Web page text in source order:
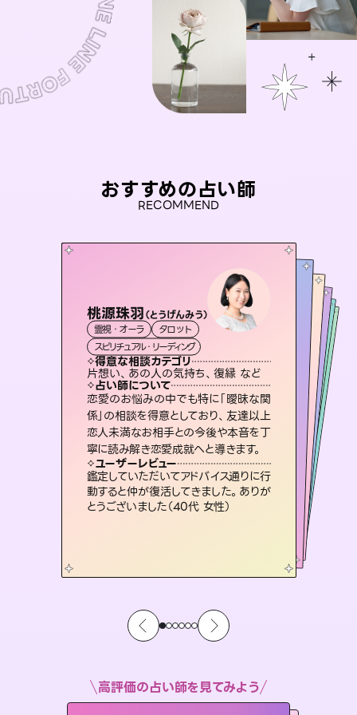
おすすめの占い師
RECOMMEND
桃源珠羽（とうげんみう）
霊視・オーラ
タロット
スピリチュアル・リーディング
得意な相談カテゴリ
片想い、あの人の気持ち、復縁 など
占い師について
恋愛のお悩みの中でも特に「曖昧な関
係」の相談を得意としており、友達以上
恋人未満なお相手との今後や本音を丁
寧に読み解き恋愛成就へと導きます。
ユーザーレビュー
鑑定していただいてアドバイス通りに行
動すると仲が復活してきました。ありが
とうございました（40代 女性）
未来視師＊花
霊視・オーラ 心理学
スピリチュアル・リーディング
得意な相談カテゴリ
出逢い、片想い、復縁 など
占い師について
未来には何パターンもの選択肢があり
ます。不安で視えにくくなっているあな
たの素敵な未来を見つけ、その未来を
選択できるようアドバイスします。
ユーザーレビュー
職場の人の性質や人間関係、本心など
本当によく視えていてびっくり。対策が
打てて前向きになれます（40代）
おう 霊感オラクル
霊視・オーラ
オラクルカード
得意な相談カテゴリ
恋愛総合、あの人の気持ち など
占い師について
霊視×オラクルカードを使って「今」と
「未来」そして「気になるあの人の気持
ち」まで丁寧に読み解き、恋や人生のヒ
ントを優しく引き出します。
ユーザーレビュー
不安な気持ちが嘘みたいに晴れまし
た…！よく視えていらっしゃるんだなと
感じました（40代 女性）
アイリス -iris-
西洋占星術
ルーン
得意な相談カテゴリ
恋愛総合、片想い、二人の未来 など
占い師について
復縁、恋愛、不倫の行方、同性愛や片思い、仕事関係や借金問題まで知りたいことや心の負担になっていることを紐解き、背中をそっと押して導きます。
ユーザーレビュー
安心感のあり、言い切ってくれる所や濁
さない鑑定のおかげで、毎回自分の気
持ちを整えられます（30代 男性）
彗望（すいぼう
霊視・オーラ
スピリチュアル・リーディング
得意な相談カテゴリ
片想い、あの人の気持ち、復縁 など
占い師について
3,700年以上の歴史を持つ東洋最古の
占術「易占」で詳細まで占い、幸せへ向
かう道筋を示します。厳しい結果にも具
体的な対策をお伝えします。
ユーザーレビュー
複雑な背景もしっかり聞いて鑑定して
いただけました。気持ちが楽になりまし
た（50代 女性）
セラピスト理恵
霊視・オーラ タロット
スピリチュアル・リーディング
得意な相談カテゴリ
片想い、二人の未来、年の差 など
占い師について
連絡再開、復縁、成就などの報告実績
多数。セラピストとして2万超の施術経
験があるからこそできる鑑定で、より良
い未来をサポートします。
ユーザーレビュー
とても心温まる鑑定でした。しかもこち
らは何も言っていないのに視えていらっ
しゃるんだなと驚きです（30代女性）
高評価の占い師を見てみよう